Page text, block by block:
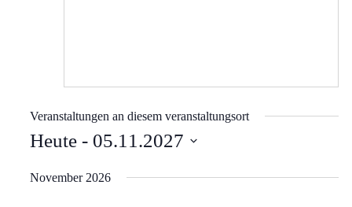
Veranstaltungen an diesem veranstaltungsort
Heute - 05.11.2027
wählen.
November 2026